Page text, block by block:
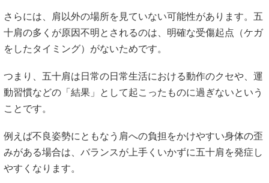
さらには、肩以外の場所を見ていない可能性があります。五
十肩の多くが原因不明とされるのは、明確な受傷起点（ケガ
をしたタイミング）がないためです。
つまり、五十肩は日常の日常生活における動作のクセや、運
動習慣などの「結果」として起こったものに過ぎないという
ことです。
例えば不良姿勢にともなう肩への負担をかけやすい身体の歪
みがある場合は、バランスが上手くいかずに五十肩を発症し
やすくなります。